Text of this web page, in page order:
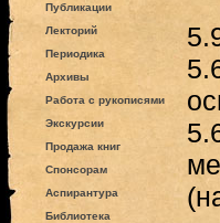
Публикации
Лекторий
Периодика
Архивы
Работа с рукописями
Экскурсии
Продажа книг
Спонсорам
Аспирантура
Библиотека